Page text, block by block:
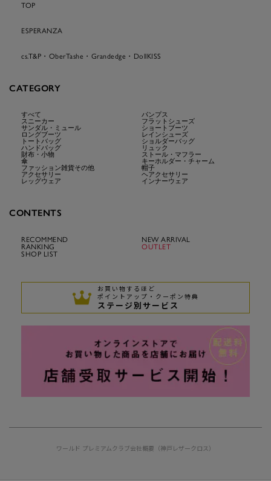
TOP
ESPERANZA
cs.T&P・OberTashe・Grandedge・DollKISS
CATEGORY
すべて
パンプス
スニーカー
フラットシューズ
サンダル・ミュール
ショートブーツ
ロングブーツ
レインシューズ
トートバッグ
ショルダーバッグ
ハンドバッグ
リュック
財布・小物
ストール・マフラー
傘
キーホルダー・チャーム
ファッション雑貨その他
帽子
アクセサリー
ヘアクセサリー
レッグウェア
インナーウェア
CONTENTS
RECOMMEND
NEW ARRIVAL
RANKING
OUTLET
SHOP LIST
お買い物するほど
ポイントアップ・クーポン特典
ステージ別サービス
ワールド プレミアムクラブ 会社概要（神戸レザークロス）